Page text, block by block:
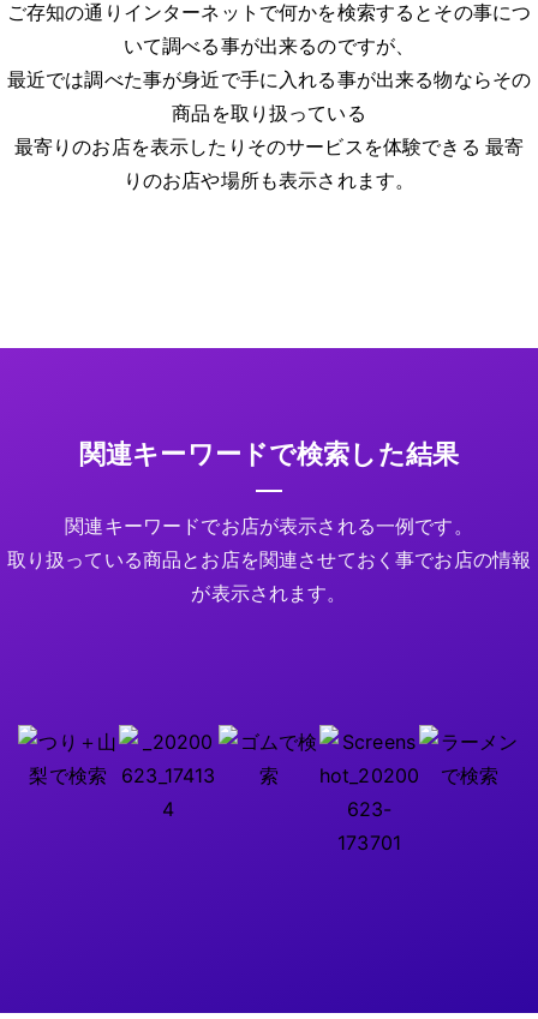
ご存知の通りインターネットで何かを検索するとその事につ
いて調べる事が出来るのですが、
最近では調べた事が身近で手に入れる事が出来る物ならその
商品を取り扱っている
最寄りのお店を表示したりそのサービスを体験できる 最寄
りのお店や場所も表示されます。
関連キーワードで検索した結果
関連キーワードでお店が表示される一例です。
取り扱っている商品とお店を関連させておく事でお店の情報
が表示されます。